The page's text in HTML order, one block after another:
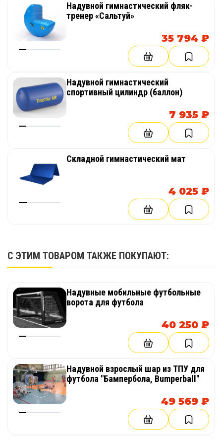
Надувной гимнастический фляк-
тренер «Сальтуй»
35 794 ₽
Надувной гимнастический
спортивный цилиндр (баллон)
7 935 ₽
Складной гимнастический мат
4 025 ₽
С ЭТИМ ТОВАРОМ ТАКЖЕ ПОКУПАЮТ:
Надувные мобильные футбольные
ворота для футбола
40 250 ₽
Надувной взрослый шар из ТПУ для
футбола "Бампербола, Bumperball"
49 569 ₽